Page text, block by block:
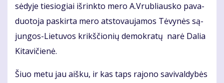
sė­dy­je tie­sio­giai iš­rink­to me­ro A.Vrub­liaus­ko pa­va­
duo­to­ja pa­skir­ta me­ro at­sto­vau­ja­mos Tė­vy­nės są­
jun­gos-Lie­tu­vos krikš­čio­nių de­mok­ra­tų na­rė Da­lia
Ki­ta­vi­čie­nė.
Šiuo me­tu jau aiš­ku, ir kas taps ra­jo­no sa­vi­val­dy­bės